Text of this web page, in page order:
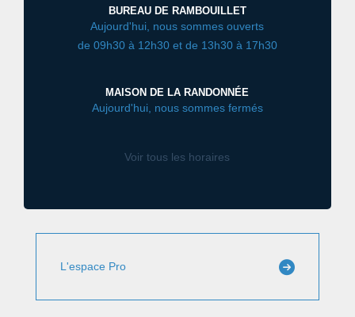
BUREAU DE RAMBOUILLET
Aujourd'hui, nous sommes ouverts
de 09h30 à 12h30 et de 13h30 à 17h30
MAISON DE LA RANDONNÉE
Aujourd'hui, nous sommes fermés
Voir tous les horaires
L'espace Pro